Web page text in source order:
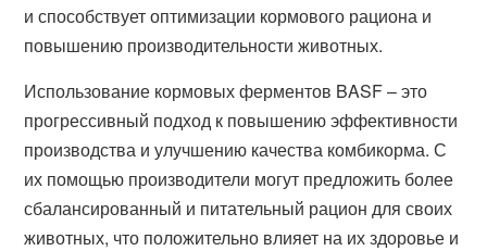
и способствует оптимизации кормового рациона и
повышению производительности животных.
Использование кормовых ферментов BASF – это
прогрессивный подход к повышению эффективности
производства и улучшению качества комбикорма. С
их помощью производители могут предложить более
сбалансированный и питательный рацион для своих
животных, что положительно влияет на их здоровье и